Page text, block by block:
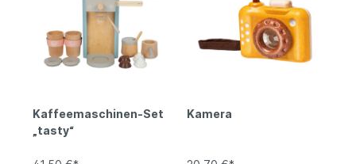
Kaffeemaschinen-Set
„tasty“
Kamera